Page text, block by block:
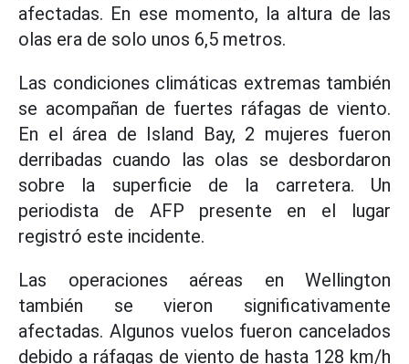
afectadas. En ese momento, la altura de las
olas era de solo unos 6,5 metros.
Las condiciones climáticas extremas también
se acompañan de fuertes ráfagas de viento.
En el área de Island Bay, 2 mujeres fueron
derribadas cuando las olas se desbordaron
sobre la superficie de la carretera. Un
periodista de AFP presente en el lugar
registró este incidente.
Las operaciones aéreas en Wellington
también se vieron significativamente
afectadas. Algunos vuelos fueron cancelados
debido a ráfagas de viento de hasta 128 km/h